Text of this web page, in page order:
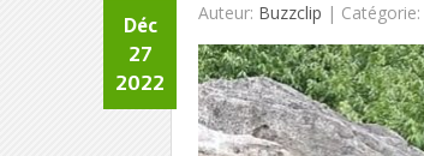
Auteur: Buzzclip |
Déc
27
2022
Catégorie: